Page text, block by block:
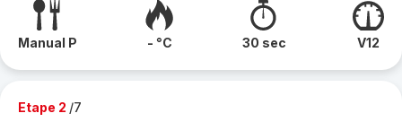
Manual P - °C 30 sec V12
Etape 2 /7